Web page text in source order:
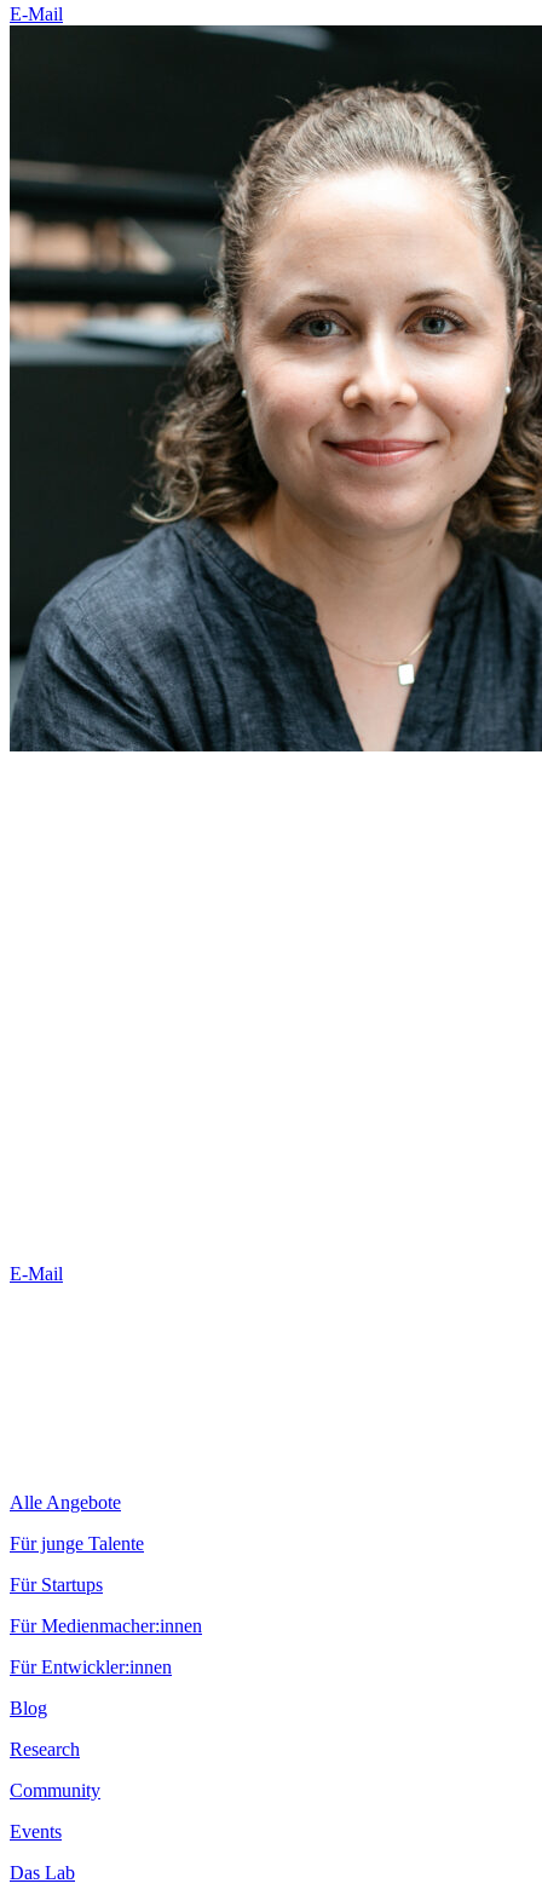
E-Mail
E-Mail
Alle Angebote
Für junge Talente
Für Startups
Für Medienmacher:innen
Für Entwickler:innen
Blog
Research
Community
Events
Das Lab